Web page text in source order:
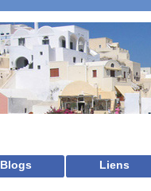
Blogs Liens